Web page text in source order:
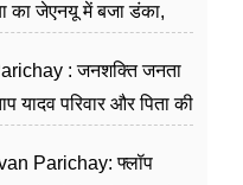
का जेएनयू में बजा डंका,
: जनशक्ति जनता
यादव परिवार और पिता की
Parichay: फ्लॉप